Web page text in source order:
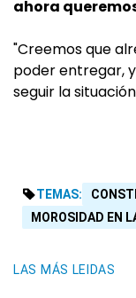
ahora
"Creemos que
poder entregar,
seguir la
TEMAS:
MOROSIDAD EN
LAS MÁS LEIDAS